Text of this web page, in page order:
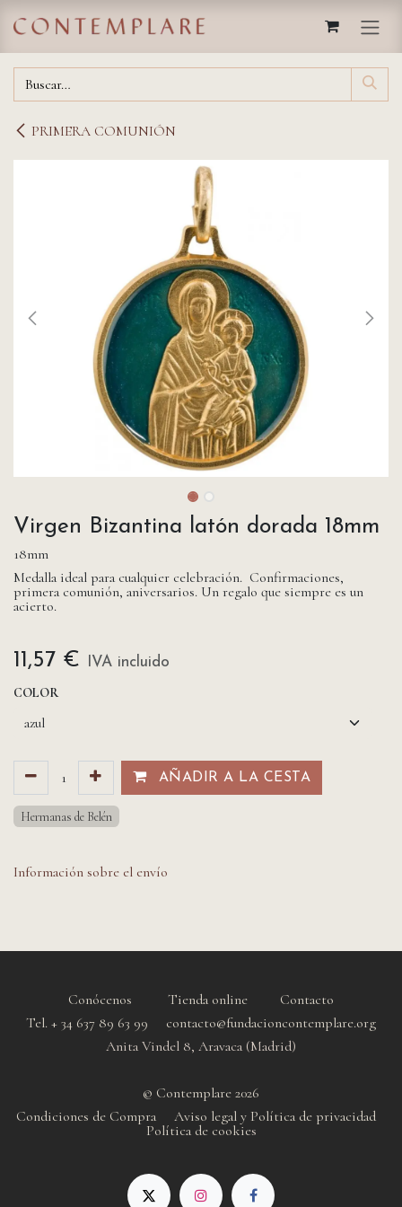
PRIMERA COMUNIÓN
Virgen Bizantina latón dorada 18mm
18mm
Medalla ideal para cualquier celebración. Confirmaciones,
primera comunión, aniversarios. Un regalo que siempre es un
acierto.
11,57 €
IVA incluido
COLOR
AÑADIR A LA CESTA​​
Hermanas de Belén
Información sobre el envío
Conócenos Tienda online
Contacto
Tel. + 34 637 89 63 99 contacto@fundacioncontemplare.org
Anita Vindel 8, Aravaca (Madrid)
© Contemplare 2026
Condiciones de Compra
Aviso legal y Política de privacidad
Política de cookies